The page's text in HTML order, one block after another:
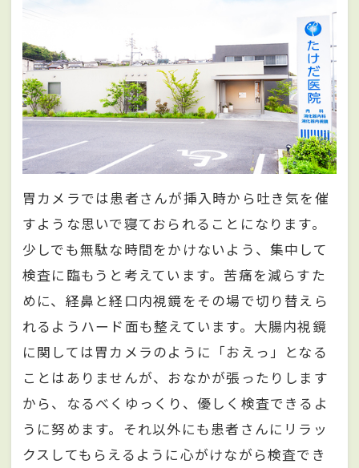
胃カメラでは患者さんが挿入時から吐き気を催
すような思いで寝ておられることになります。
少しでも無駄な時間をかけないよう、集中して
検査に臨もうと考えています。苦痛を減らすた
めに、経鼻と経口内視鏡をその場で切り替えら
れるようハード面も整えています。大腸内視鏡
に関しては胃カメラのように「おえっ」となる
ことはありませんが、おなかが張ったりします
から、なるべくゆっくり、優しく検査できるよ
うに努めます。それ以外にも患者さんにリラッ
クスしてもらえるように心がけながら検査でき